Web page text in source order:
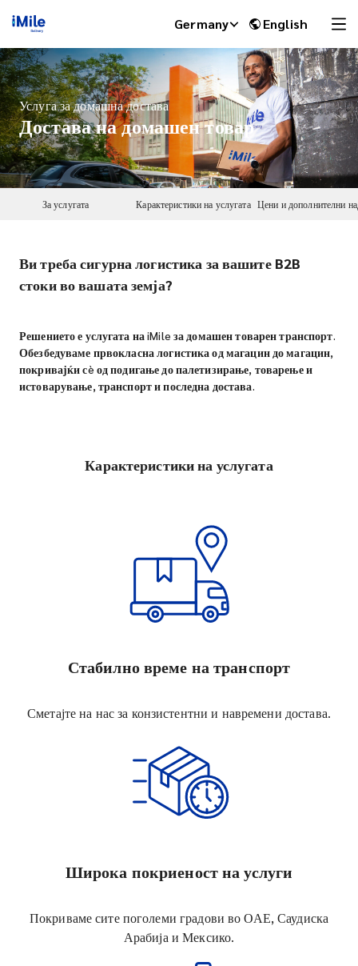
Germany English
Услуга за домашна достава
Достава на домашен товар
За услугата Карактеристики на услугата
Ви треба сигурна логистика за вашите B2B
стоки во вашата земја?
Решението е услугата на iMile за домашен товарен транспорт.
Обезбедуваме првокласна логистика од магацин до магацин,
покривајќи сè од подигање до палетизирање, товарење и
истоварување, транспорт и последна достава.
Карактеристики на услугата
Стабилно време на транспорт
Сметајте на нас за конзистентни и навремени достава.
Широка покриеност на услуги
Покриваме сите поголеми градови во ОАЕ, Саудиска
Арабија и Мексико.
iMile Chat